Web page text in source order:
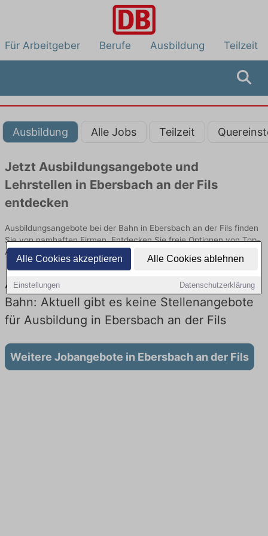
Alle Cookies akzeptieren Alle Cookies ablehnen
Einstellungen Datenschutzerklärung
Für Arbeitgeber Berufe Ausbildung Teilzeit
Ausbildung Alle Jobs Teilzeit
Jetzt Ausbildungsangebote und
Lehrstellen in Ebersbach an der Fils
entdecken
Ausbildungsangebote bei der Bahn in Ebersbach an der Fils finden
Sie von namhaften Firmen. Entdecken Sie freie Optionen von Top-
Arbeitgebern und bewerben Sie sich noch heute.
Ausbildung in Ebersbach an der Fils bei der
Bahn: Aktuell gibt es keine Stellenangebote
für Ausbildung in Ebersbach an der Fils
Weitere Jobangebote in Ebersbach an der Fils